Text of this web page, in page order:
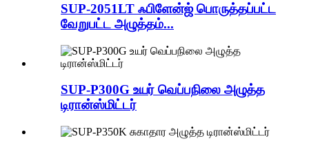
SUP-2051LT ஃபிளேன்ஜ் பொருத்தப்பட்ட
வேறுபட்ட அழுத்தம்...
SUP-P300G உயர் வெப்பநிலை அழுத்த
டிரான்ஸ்மிட்டர்